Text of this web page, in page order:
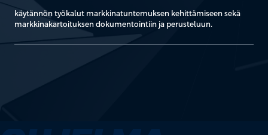
käytännön työkalut markkinatuntemuksen kehittämiseen sekä
markkinakartoituksen dokumentointiin ja perusteluun.